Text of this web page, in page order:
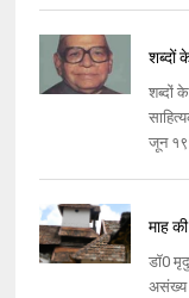
शब्दों
शब्दों
जून
माह
डॉ0
असंख्य